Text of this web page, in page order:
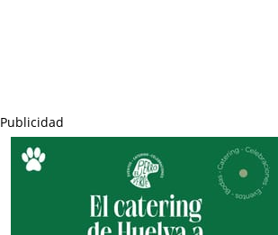
Publicidad